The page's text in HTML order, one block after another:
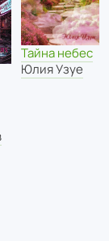
Тайна небес
Юлия Узуе